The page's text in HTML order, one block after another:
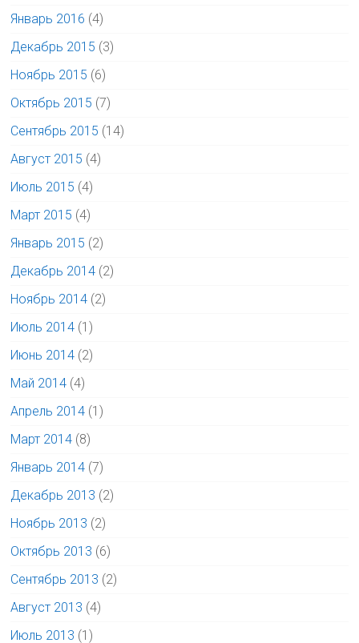
Январь 2016 (4)
Декабрь 2015 (3)
Ноябрь 2015 (6)
Октябрь 2015 (7)
Сентябрь 2015 (14)
Август 2015 (4)
Июль 2015 (4)
Март 2015 (4)
Январь 2015 (2)
Декабрь 2014 (2)
Ноябрь 2014 (2)
Июль 2014 (1)
Июнь 2014 (2)
Май 2014 (4)
Апрель 2014 (1)
Март 2014 (8)
Январь 2014 (7)
Декабрь 2013 (2)
Ноябрь 2013 (2)
Октябрь 2013 (6)
Сентябрь 2013 (2)
Август 2013 (4)
Июль 2013 (1)